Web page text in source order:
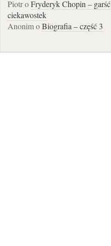
Piotr oFryderyk Chopin – garść
ciekawostek
Anonim oBiografia – część 3